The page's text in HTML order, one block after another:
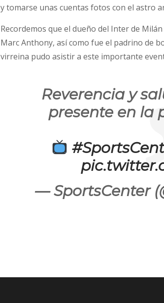
y tomarse unas cuentas fotos con el astro
Recordemos que el dueño del Inter de
Marc Anthony, así como fue el padrino de
virreina pudo asistir a este importante
Reverencia y
presente en la
— SportsCenter